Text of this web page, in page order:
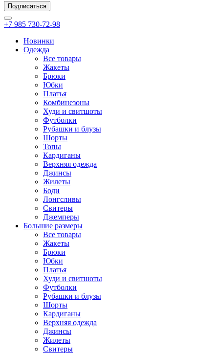
Подписаться
+7 985 730-72-98
Новинки
Одежда
Все товары
Жакеты
Брюки
Юбки
Платья
Комбинезоны
Худи и свитшоты
Футболки
Рубашки и блузы
Шорты
Топы
Кардиганы
Верхняя одежда
Джинсы
Жилеты
Боди
Лонгсливы
Свитеры
Джемперы
Большие размеры
Все товары
Жакеты
Брюки
Юбки
Платья
Худи и свитшоты
Футболки
Рубашки и блузы
Шорты
Кардиганы
Верхняя одежда
Джинсы
Жилеты
Свитеры